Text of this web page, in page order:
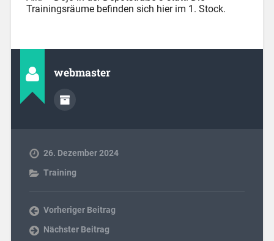
Trainingsräume befinden sich hier im 1. Stock.
webmaster
26. Dezember 2024
Training
Vorheriger Beitrag
Nächster Beitrag